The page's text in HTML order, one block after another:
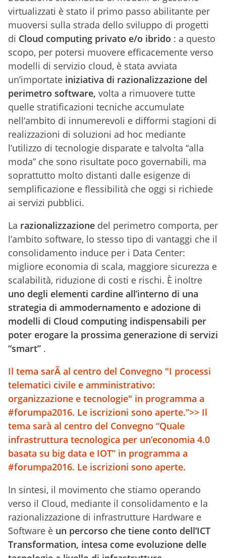
virtualizzati è stato il primo passo abilitante per
muoversi sulla strada dello sviluppo di progetti
di Cloud computing privato e/o ibrido : a questo
scopo, per potersi muovere efficacemente verso
modelli di servizio cloud, è stata avviata
un’importate iniziativa di razionalizzazione del
perimetro software, volta a rimuovere tutte
quelle stratificazioni tecniche accumulate
nell’ambito di innumerevoli e difformi stagioni di
realizzazioni di soluzioni ad hoc mediante
l’utilizzo di tecnologie disparate e talvolta “alla
moda” che sono risultate poco governabili, ma
soprattutto molto distanti dalle esigenze di
semplificazione e flessibilità che oggi si richiede
ai servizi pubblici.
La razionalizzazione del perimetro comporta, per
l’ambito software, lo stesso tipo di vantaggi che il
consolidamento induce per i Data Center:
migliore economia di scala, maggiore sicurezza e
scalabilità, riduzione di costi e rischi. È inoltre
uno degli elementi cardine all’interno di una
strategia di ammodernamento e adozione di
modelli di Cloud computing indispensabili per
poter erogare la prossima generazione di servizi
“smart” .
Il tema sarÃ al centro del Convegno "I processi
telematici civile e amministrativo:
organizzazione e tecnologie" in programma a
#forumpa2016. Le iscrizioni sono aperte.”>> Il
tema sarà al centro del Convegno “Quale
infrastruttura tecnologica per un’economia 4.0
basata su big data e IOT” in programma a
#forumpa2016. Le iscrizioni sono aperte.
In sintesi, il movimento che stiamo operando
verso il Cloud, mediante il consolidamento e la
razionalizzazione di infrastrutture Hardware e
Software è un percorso che tiene conto dell’ICT
Transformation, intesa come evoluzione delle